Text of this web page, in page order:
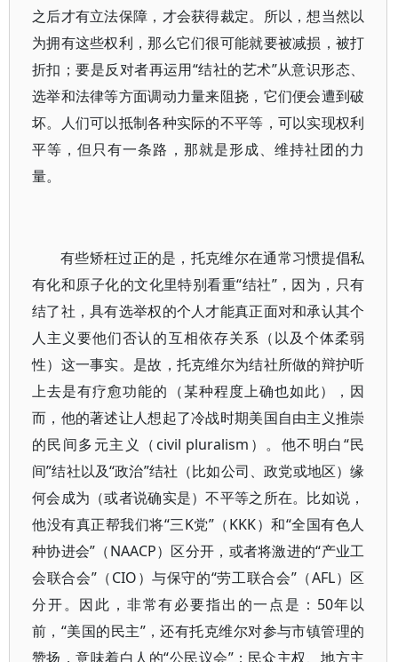
之后才有立法保障，才会获得裁定。所以，想当然以
为拥有这些权利，那么它们很可能就要被减损，被打
折扣；要是反对者再运用“结社的艺术”从意识形态、
选举和法律等方面调动力量来阻挠，它们便会遭到破
坏。人们可以抵制各种实际的不平等，可以实现权利
平等，但只有一条路，那就是形成、维持社团的力
量。
有些矫枉过正的是，托克维尔在通常习惯提倡私
有化和原子化的文化里特别看重“结社”，因为，只有
结了社，具有选举权的个人才能真正面对和承认其个
人主义要他们否认的互相依存关系（以及个体柔弱
性）这一事实。是故，托克维尔为结社所做的辩护听
上去是有疗愈功能的（某种程度上确也如此），因
而，他的著述让人想起了冷战时期美国自由主义推崇
的民间多元主义（civil pluralism）。他不明白“民
间”结社以及“政治”结社（比如公司、政党或地区）缘
何会成为（或者说确实是）不平等之所在。比如说，
他没有真正帮我们将“三K党”（KKK）和“全国有色人
种协进会”（NAACP）区分开，或者将激进的“产业工
会联合会”（CIO）与保守的“劳工联合会”（AFL）区
分开。因此，非常有必要指出的一点是：50年以
前，“美国的民主”，还有托克维尔对参与市镇管理的
赞扬，意味着白人的“公民议会”；民众主权、地方主